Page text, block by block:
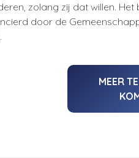
zolang zij dat willen.
door de
MEER